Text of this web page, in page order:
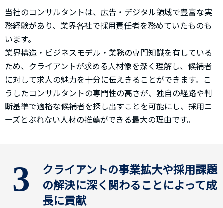
当社のコンサルタントは、広告・デジタル領域で豊富な実
務経験があり、業界各社で採用責任者を務めていたものも
います。
業界構造・ビジネスモデル・業務の専門知識を有している
ため、クライアントが求める人材像を深く理解し、候補者
に対して求人の魅力を十分に伝えきることができます。こ
うしたコンサルタントの専門性の高さが、独自の経路や判
断基準で適格な候補者を探し出すことを可能にし、採用ニ
ーズとぶれない人材の推薦ができる最大の理由です。
3
クライアントの事業拡大や採用課題
の解決に深く関わることによって成
長に貢献